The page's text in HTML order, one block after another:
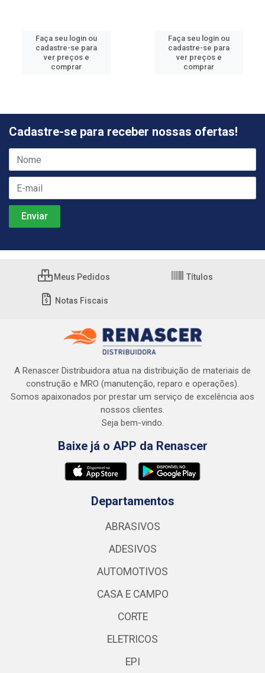
Faça seu login ou
cadastre-se para
ver preços e
comprar
Faça seu login ou
cadastre-se para
ver preços e
comprar
Cadastre-se para receber nossas ofertas!
Meus Pedidos Títulos
Notas Fiscais
A Renascer Distribuidora atua na distribuição de materiais de
construção e MRO (manutenção, reparo e operações).
Somos apaixonados por prestar um serviço de excelência aos
nossos clientes.
Seja bem-vindo.
Baixe já o APP da Renascer
Departamentos
ABRASIVOS
ADESIVOS
AUTOMOTIVOS
CASA E CAMPO
CORTE
ELETRICOS
EPI